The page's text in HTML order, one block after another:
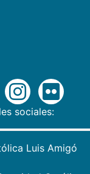
sociales:
Luis Amigó